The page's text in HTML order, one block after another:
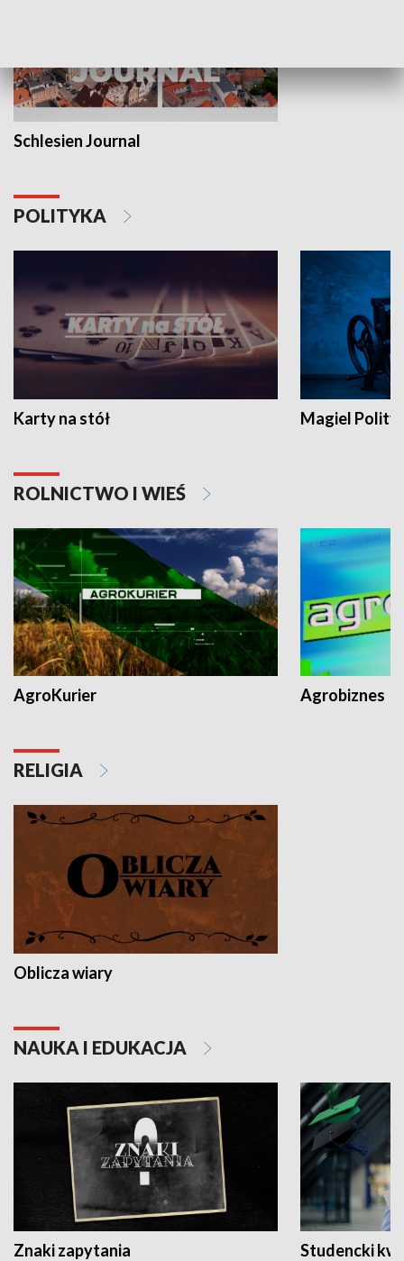
Schlesien Journal
POLITYKA
Karty na stół Magiel
ROLNICTWO I WIEŚ
AgroKurier Agrobiznes
RELIGIA
Oblicza wiary
NAUKA I EDUKACJA
Znaki zapytania Studencki